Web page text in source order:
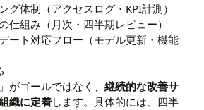
グ体制（アクセスログ・KPI計測）
仕組み（月次・四半期レビュー）
ート対応フロー（モデル更新・機能
がゴールではなく、継続的な改善サ
織に定着します。具体的には、四半